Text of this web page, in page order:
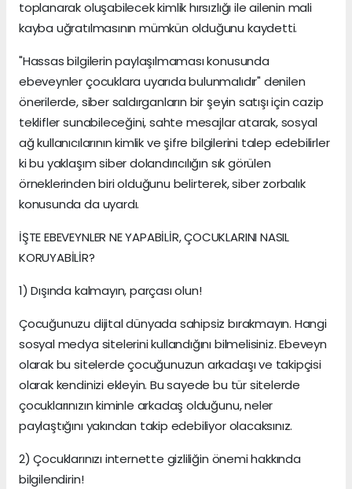
toplanarak oluşabilecek kimlik hırsızlığı ile ailenin mali
kayba uğratılmasının mümkün olduğunu kaydetti.
"Hassas bilgilerin paylaşılmaması konusunda
ebeveynler çocuklara uyarıda bulunmalıdır" denilen
önerilerde, siber saldırganların bir şeyin satışı için cazip
teklifler sunabileceğini, sahte mesajlar atarak, sosyal
ağ kullanıcılarının kimlik ve şifre bilgilerini talep edebilirler
ki bu yaklaşım siber dolandırıcılığın sık görülen
örneklerinden biri olduğunu belirterek, siber zorbalık
konusunda da uyardı.
İŞTE EBEVEYNLER NE YAPABİLİR, ÇOCUKLARINI NASIL
KORUYABİLİR?
1) Dışında kalmayın, parçası olun!
Çocuğunuzu dijital dünyada sahipsiz bırakmayın. Hangi
sosyal medya sitelerini kullandığını bilmelisiniz. Ebeveyn
olarak bu sitelerde çocuğunuzun arkadaşı ve takipçisi
olarak kendinizi ekleyin. Bu sayede bu tür sitelerde
çocuklarınızın kiminle arkadaş olduğunu, neler
paylaştığını yakından takip edebiliyor olacaksınız.
2) Çocuklarınızı internette gizliliğin önemi hakkında
bilgilendirin!